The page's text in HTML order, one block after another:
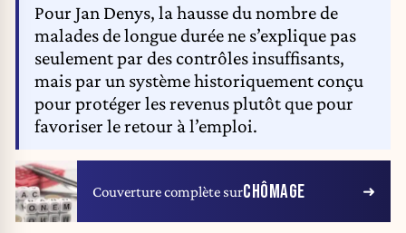
Pour Jan Denys, la hausse du nombre de
malades de longue durée ne s’explique pas
seulement par des contrôles insuffisants,
mais par un système historiquement conçu
pour protéger les revenus plutôt que pour
favoriser le retour à l’emploi.
Couverture complète surCHÔMAGE